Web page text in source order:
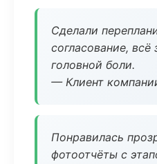
Сделали
согласование, всё
головной боли.
— Клиент
Понравилась
фотоотчёты с